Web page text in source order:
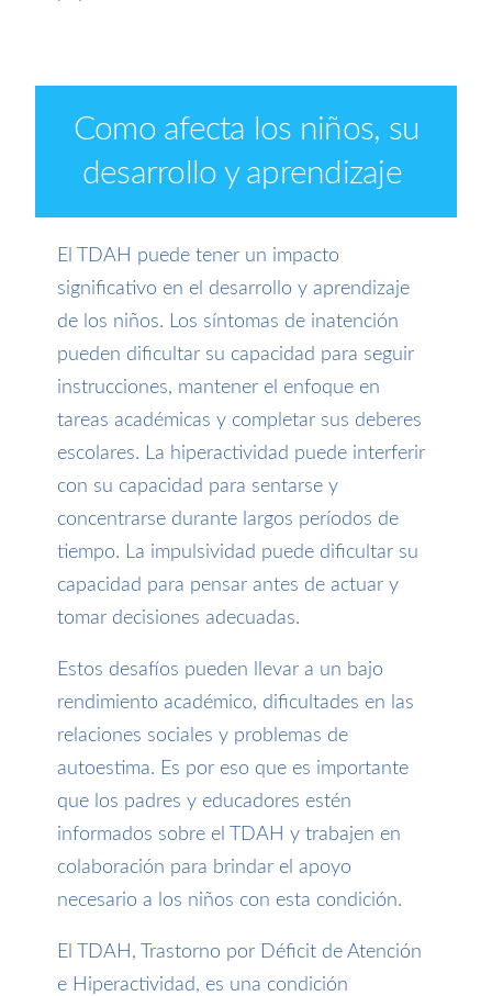
Como afecta los niños, su
desarrollo y aprendizaje
El TDAH puede tener un impacto
significativo en el desarrollo y aprendizaje
de los niños. Los síntomas de inatención
pueden dificultar su capacidad para seguir
instrucciones, mantener el enfoque en
tareas académicas y completar sus deberes
escolares. La hiperactividad puede interferir
con su capacidad para sentarse y
concentrarse durante largos períodos de
tiempo. La impulsividad puede dificultar su
capacidad para pensar antes de actuar y
tomar decisiones adecuadas.
Estos desafíos pueden llevar a un bajo
rendimiento académico, dificultades en las
relaciones sociales y problemas de
autoestima. Es por eso que es importante
que los padres y educadores estén
informados sobre el TDAH y trabajen en
colaboración para brindar el apoyo
necesario a los niños con esta condición.
El TDAH, Trastorno por Déficit de Atención
e Hiperactividad, es una condición